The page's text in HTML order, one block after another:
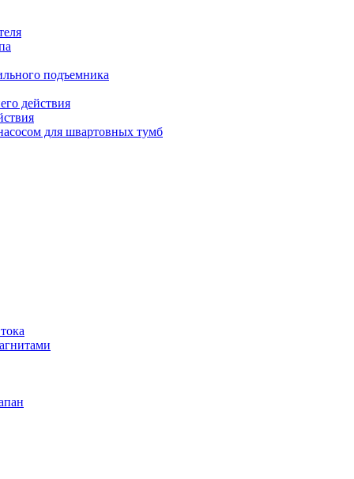
подъемника
действия
для швартовных тумб